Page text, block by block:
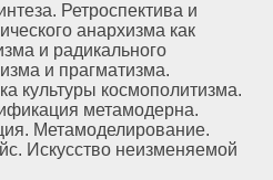
Ретроспектива и
анархизма как
и радикального
и прагматизма.
культуры космополитизма.
метамодерна.
Метамоделирование.
Искусство неизменяемой